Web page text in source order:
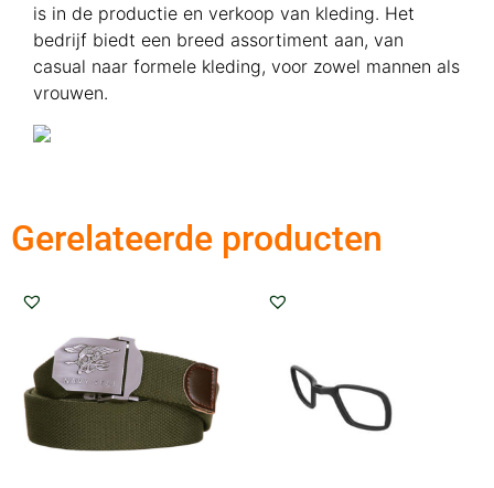
is in de productie en verkoop van kleding. Het
bedrijf biedt een breed assortiment aan, van
casual naar formele kleding, voor zowel mannen als
vrouwen.
Gerelateerde producten